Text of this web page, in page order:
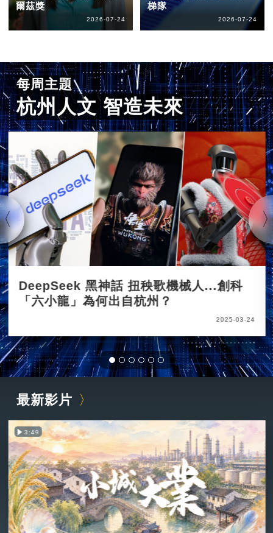
爾茲獎
2026-07-24
梯隊
2026-07-24
每周主題
杭州人文 智造未來
DeepSeek 黑神話 扭秧歌機械人...創科
「六小龍」為何出自杭州？
2025-03-24
最新影片
3:49